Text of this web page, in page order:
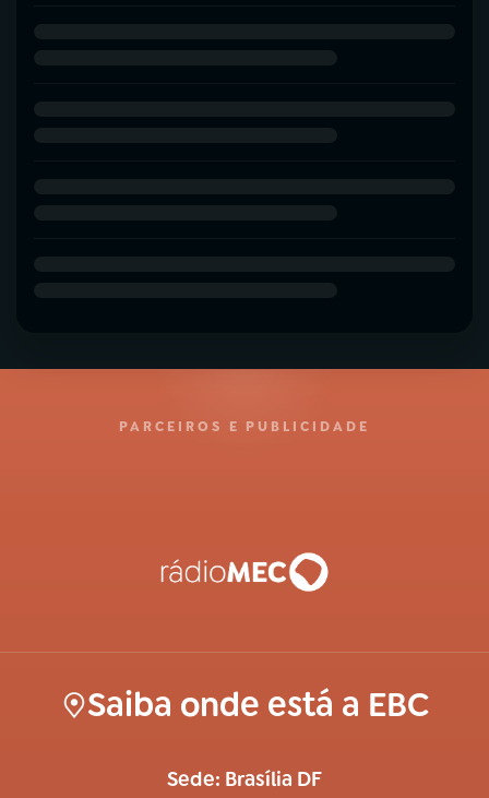
PARCEIROS E PUBLICIDADE
Saiba onde está a EBC
Sede: Brasília DF